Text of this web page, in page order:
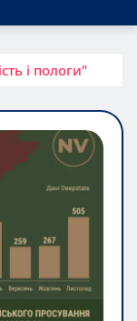
і пологи"